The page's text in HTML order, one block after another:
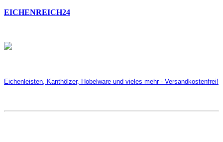
EICHENREICH24
Eichenleisten, Kanthölzer, Hobelware und vieles mehr - Versandkostenfrei!